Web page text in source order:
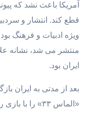
آمریکا باعث نشد که
قطع کند. انتشار و
ویژه ادبیات و فرهنگ
منتشر می شد، نشانه
ایران بود.
«الماس ۳۳» را